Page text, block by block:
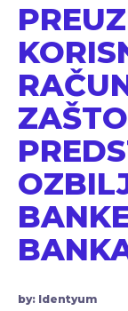
ZAŠTO
by: Identyum